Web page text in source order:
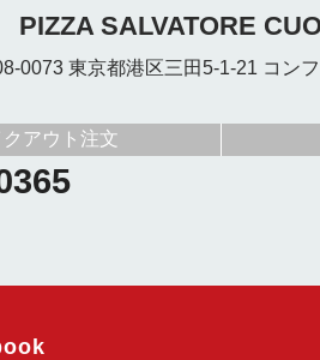
PIZZA SALVATORE
0073 東京都港区三田5-1-21 コン
アウト注文